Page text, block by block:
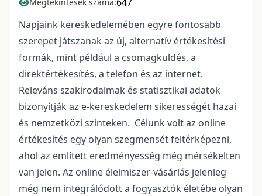
Napjaink kereskedelemében egyre fontosabb
szerepet játszanak az új, alternatív értékesítési
formák, mint például a csomagküldés, a
direktértékesítés, a telefon és az internet.
Releváns szakirodalmak és statisztikai adatok
bizonyítják az e-kereskedelem sikerességét hazai
és nemzetközi szinteken. Célunk volt az online
értékesítés egy olyan szegmensét feltérképezni,
ahol az említett eredményesség még mérsékelten
van jelen. Az online élelmiszer-vásárlás jelenleg
még nem integrálódott a fogyasztók életébe olyan